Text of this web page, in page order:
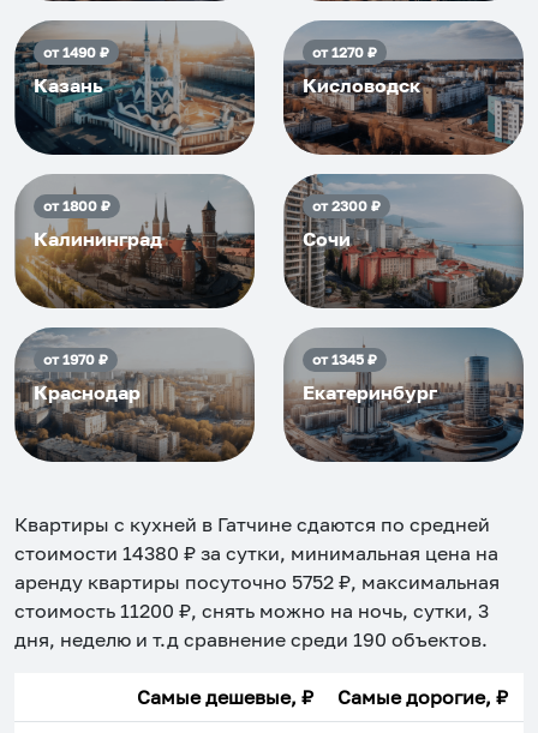
от1490₽
Казань
от1270₽
Кисловодск
от1800₽
Калининград
от2300₽
Сочи
от1970₽
Краснодар
от1345₽
Екатеринбург
Квартиры с кухней в Гатчине сдаются по средней
стоимости 14380 ₽ за сутки, минимальная цена на
аренду квартиры посуточно 5752 ₽, максимальная
стоимость 11200 ₽, снять можно на ночь, сутки, 3
дня, неделю и т.д сравнение среди 190 объектов.
Самые дешевые, ₽ Самые дорогие, ₽